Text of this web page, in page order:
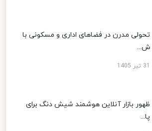
تحولی مدرن در فضاهای اداری و مسکونی با
ش...
ظهور بازار آنلاین هوشمند شیش دنگ برای
پا...